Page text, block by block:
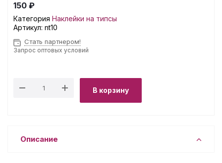
150 ₽
Категория Наклейки на типсы
Артикул: nt10
Стать партнером!
Запрос оптовых условий
В корзину
Описание